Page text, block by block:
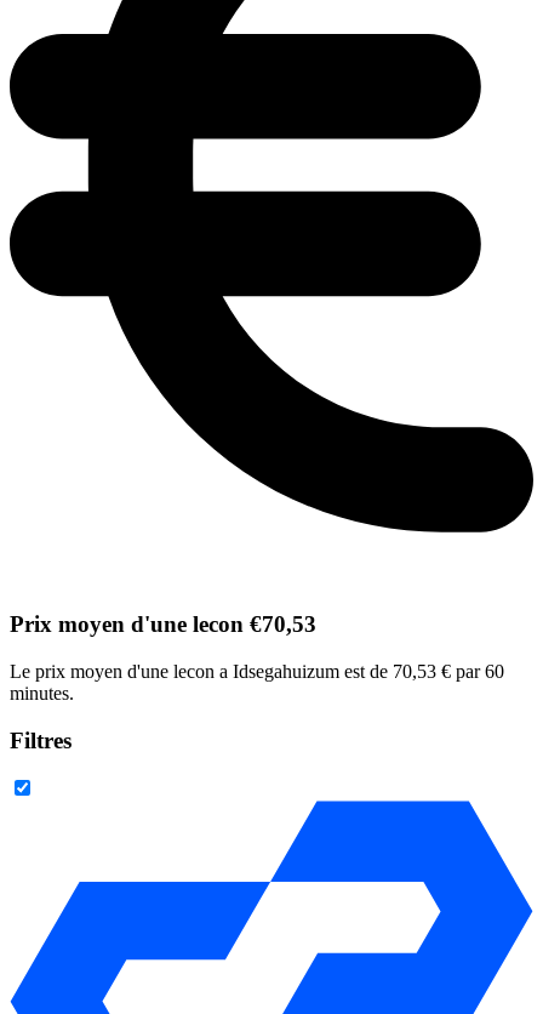
Prix moyen d'une lecon €70,53
Le prix moyen d'une lecon a Idsegahuizum est de 70,53 € par 60
minutes.
Filtres